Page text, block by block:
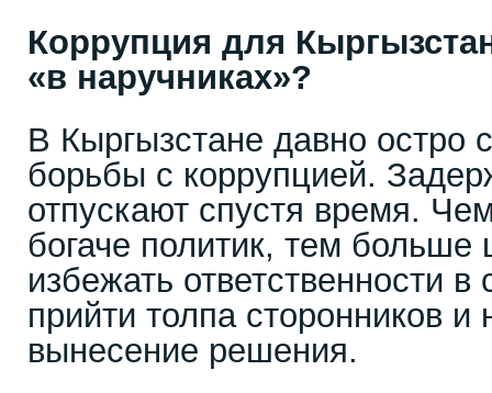
Коррупция для
«в наручниках»?
В Кыргызстане давно остро
борьбы с коррупцией.
отпускают спустя время.
богаче политик, тем больше
избежать ответственности
прийти толпа сторонников и
вынесение решения.